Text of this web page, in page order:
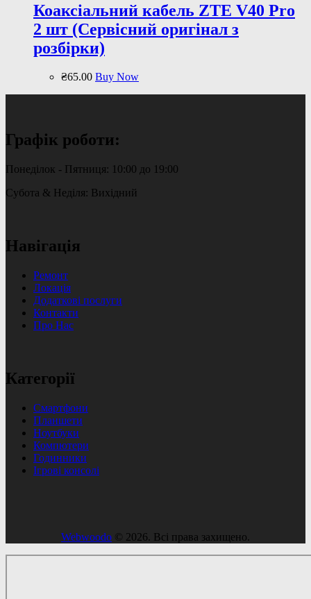
Коаксіальний кабель ZTE V40 Pro
2 шт (Сервісний оригінал з
розбірки)
₴65.00 Buy Now
Графік роботи:
Понеділок - Пятниця: 10:00 до 19:00
Субота & Неділя: Вихідний
Навігація
Ремонт
Локація
Додаткові послуги
Контакти
Про Нас
Категорії
Смартфони
Планшети
Ноутбуки
Компютери
Годинники
Ігрові консолі
Webwoodo © 2026. Всі права захищено.